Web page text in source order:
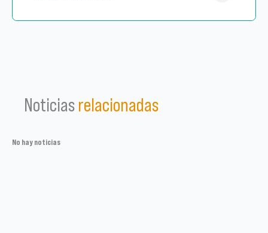
Noticias relacionadas
No hay noticias